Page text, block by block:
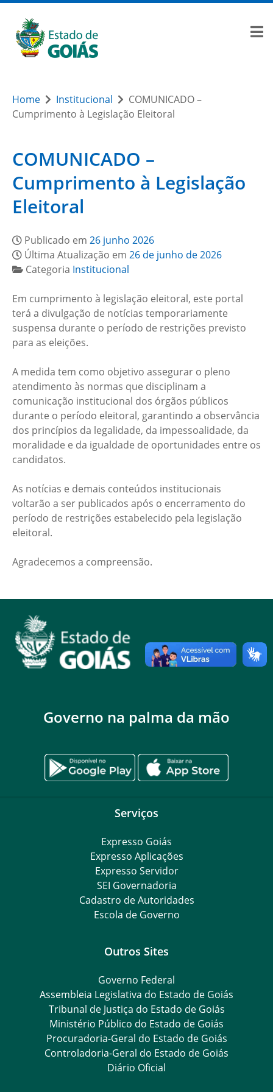
Home Institucional
COMUNICADO –
Cumprimento à Legislação Eleitoral
COMUNICADO –
Cumprimento à Legislação
Eleitoral
Publicado em 26 junho 2026
Última Atualização em 26 de junho de 2026
Categoria Institucional
Em cumprimento à legislação eleitoral, este portal
terá a divulgação de notícias temporariamente
suspensa durante o período de restrições previsto
para as eleições.
A medida tem como objetivo assegurar o pleno
atendimento às normas que disciplinam a
comunicação institucional dos órgãos públicos
durante o período eleitoral, garantindo a observância
dos princípios da legalidade, da impessoalidade, da
moralidade e da igualdade de oportunidades entre os
candidatos.
As notícias e demais conteúdos institucionais
voltarão a ser publicados após o encerramento do
período de restrições estabelecido pela legislação
eleitoral.
Agradecemos a compreensão.
Governo na palma da mão
Serviços
Expresso Goiás
Expresso Aplicações
Expresso Servidor
SEI Governadoria
Cadastro de Autoridades
Escola de Governo
Outros Sites
Governo Federal
Assembleia Legislativa do Estado de Goiás
Tribunal de Justiça do Estado de Goiás
Ministério Público do Estado de Goiás
Procuradoria-Geral do Estado de Goiás
Controladoria-Geral do Estado de Goiás
Diário Oficial